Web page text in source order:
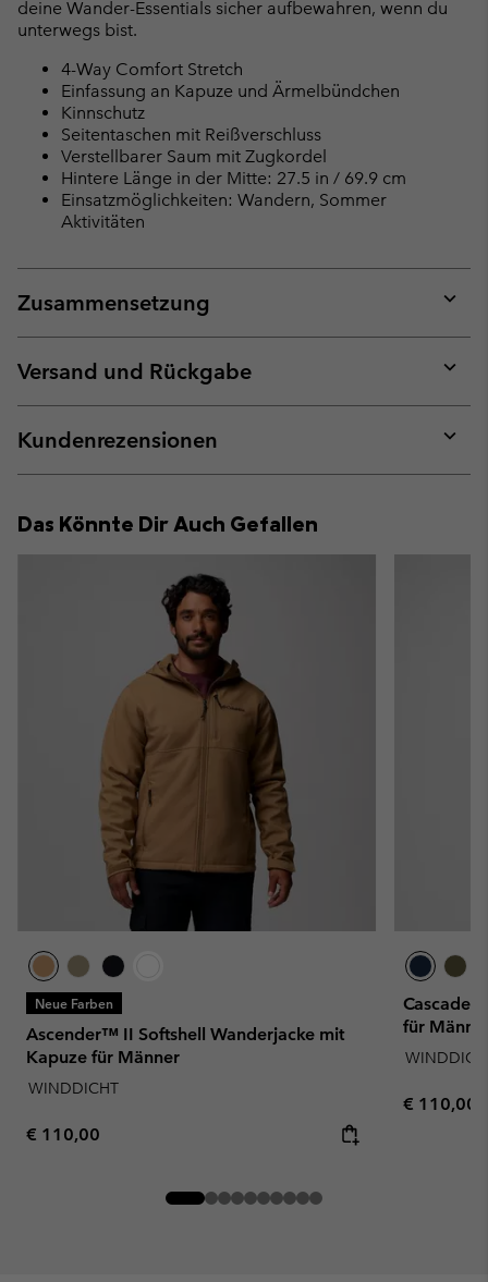
deine Wander-Essentials sicher aufbewahren, wenn du
unterwegs bist.
4-Way Comfort Stretch
Einfassung an Kapuze und Ärmelbündchen
Kinnschutz
Seitentaschen mit Reißverschluss
Verstellbarer Saum mit Zugkordel
Hintere Länge in der Mitte: 27.5 in / 69.9 cm
Einsatzmöglichkeiten: Wandern, Sommer
Aktivitäten
Zusammensetzung
or
Versand und Rückgabe
or
Kundenrezensionen
or
Das Könnte Dir Auch Gefallen
Neue Farben
Ascender™ II Softshell Wanderjacke mit
Kapuze für Männer
WINDDICHT
Regular price:
€ 110,00
Cascade
für
Regular
€ 110,00